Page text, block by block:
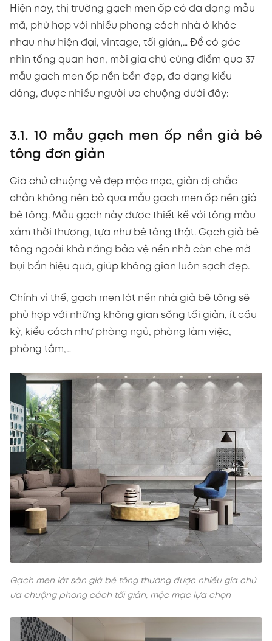
Hiện nay, thị trường gạch men ốp có đa dạng mẫu
mã, phù hợp với nhiều phong cách nhà ở khác
nhau như hiện đại, vintage, tối giản,… Để có góc
nhìn tổng quan hơn, mời gia chủ cùng điểm qua 37
mẫu gạch men ốp nền bền đẹp, đa dạng kiểu
dáng, được nhiều người ưa chuộng dưới đây:
3.1. 10 mẫu gạch men ốp nền giả bê
tông đơn giản
Gia chủ chuộng vẻ đẹp mộc mạc, giản dị chắc
chắn không nên bỏ qua mẫu gạch men ốp nền giả
bê tông. Mẫu gạch này được thiết kế với tông màu
xám thời thượng, tựa như bê tông thật. Gạch giả bê
tông ngoài khả năng bảo vệ nền nhà còn che mờ
bụi bẩn hiệu quả, giúp không gian luôn sạch đẹp.
Chính vì thế, gạch men lát nền nhà giả bê tông sẽ
phù hợp với những không gian sống tối giản, ít cầu
kỳ, kiểu cách như phòng ngủ, phòng làm việc,
phòng tắm,…
Gạch men lát sàn giả bê tông thường được nhiều gia chủ
ưa chuộng phong cách tối giản, mộc mạc lựa chọn